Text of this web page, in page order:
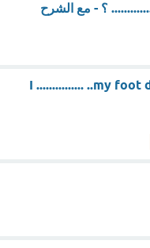
I ............... ..my